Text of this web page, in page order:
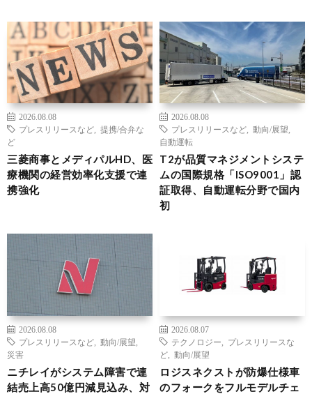
2026.08.08
プレスリリースなど
提携/合弁な
ど
三菱商事とメディパルHD、医
療機関の経営効率化支援で連
携強化
2026.08.08
プレスリリースなど
動向/展望
自動運転
T2が品質マネジメントシステ
ムの国際規格「ISO9001」認
証取得、自動運転分野で国内
初
2026.08.08
プレスリリースなど
動向/展望
災害
ニチレイがシステム障害で連
結売上高50億円減見込み、対
2026.08.07
テクノロジー
プレスリリースな
ど
動向/展望
ロジスネクストが防爆仕様車
のフォークをフルモデルチェ